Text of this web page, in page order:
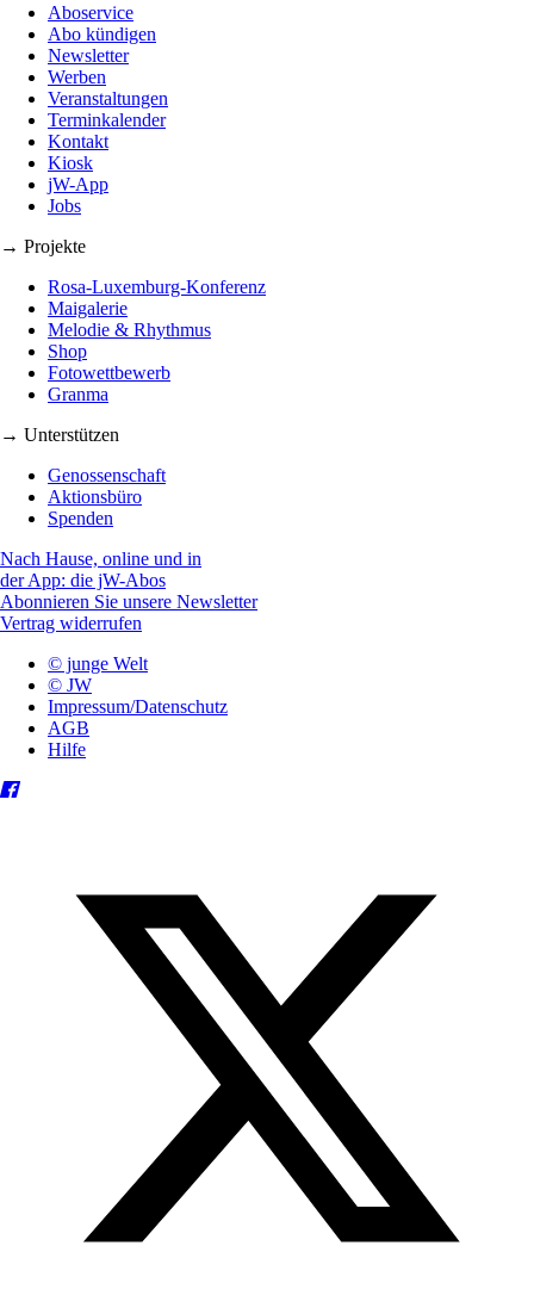
Aboservice
Abo kündigen
Newsletter
Werben
Veranstaltungen
Terminkalender
Kontakt
Kiosk
jW-App
Jobs
→ Projekte
Rosa-Luxemburg-Konferenz
Maigalerie
Melodie & Rhythmus
Shop
Fotowettbewerb
Granma
→ Unterstützen
Genossenschaft
Aktionsbüro
Spenden
Nach Hause, online und in
der App: die jW-Abos
Abonnieren Sie unsere Newsletter
Vertrag widerrufen
© junge Welt
© JW
Impressum/Datenschutz
AGB
Hilfe